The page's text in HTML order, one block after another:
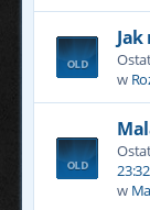
w
23:32
w